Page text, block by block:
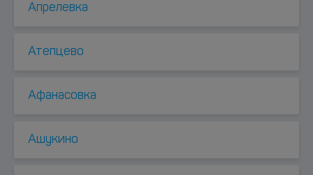
Апрелевка
Атепцево
Афанасовка
Ашукино